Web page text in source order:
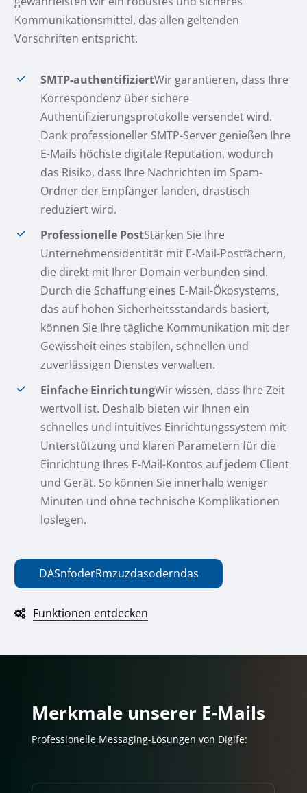
Kommunikationsmittel, das allen geltenden
Vorschriften entspricht.
SMTP-authentifiziertWir garantieren, dass Ihre
Korrespondenz über sichere
Authentifizierungsprotokolle versendet wird.
Dank professioneller SMTP-Server genießen Ihre
E-Mails höchste digitale Reputation, wodurch
das Risiko, dass Ihre Nachrichten im Spam-
Ordner der Empfänger landen, drastisch
reduziert wird.
Professionelle PostStärken Sie Ihre
Unternehmensidentität mit E-Mail-Postfächern,
die direkt mit Ihrer Domain verbunden sind.
Durch die Schaffung eines E-Mail-Ökosystems,
das auf hohen Sicherheitsstandards basiert,
können Sie Ihre tägliche Kommunikation mit der
Gewissheit eines stabilen, schnellen und
zuverlässigen Dienstes verwalten.
Einfache EinrichtungWir wissen, dass Ihre Zeit
wertvoll ist. Deshalb bieten wir Ihnen ein
schnelles und intuitives Einrichtungssystem mit
Unterstützung und klaren Parametern für die
Einrichtung Ihres E-Mail-Kontos auf jedem Client
und Gerät. So können Sie innerhalb weniger
Minuten und ohne technische Komplikationen
loslegen.
DASnfoderRmzuzdasoderndas
Funktionen entdecken
Merkmale unserer E-Mails
Professionelle Messaging-Lösungen von Digife: